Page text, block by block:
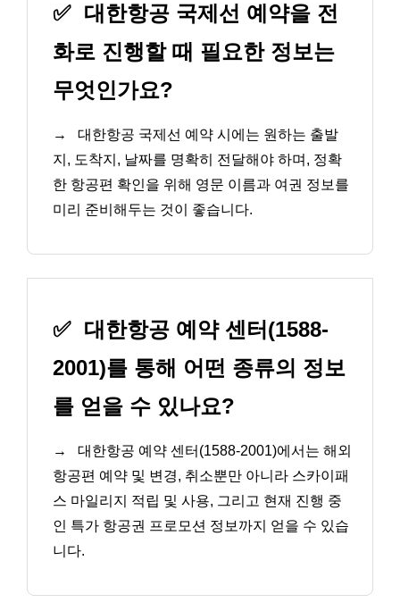
✅ 대한항공 국제선 예약을 전
화로 진행할 때 필요한 정보는
무엇인가요?
→
대한항공 국제선 예약 시에는 원하는 출발
지, 도착지, 날짜를 명확히 전달해야 하며, 정확
한 항공편 확인을 위해 영문 이름과 여권 정보를
미리 준비해두는 것이 좋습니다.
✅ 대한항공 예약 센터(1588-
2001)를 통해 어떤 종류의 정보
를 얻을 수 있나요?
→
대한항공 예약 센터(1588-2001)에서는 해외
항공편 예약 및 변경, 취소뿐만 아니라 스카이패
스 마일리지 적립 및 사용, 그리고 현재 진행 중
인 특가 항공권 프로모션 정보까지 얻을 수 있습
니다.